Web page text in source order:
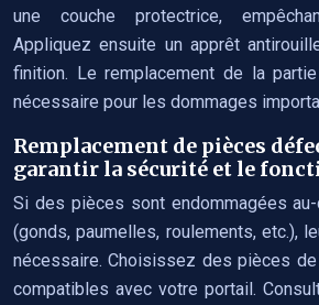
une couche protectrice,
Appliquez ensuite un apprêt
finition. Le remplacement de la
nécessaire pour les dommages
Remplacement de pièces
garantir la sécurité et le
Si des pièces sont endommagées
(gonds, paumelles, roulements, etc.),
nécessaire. Choisissez des pièces
compatibles avec votre portail.